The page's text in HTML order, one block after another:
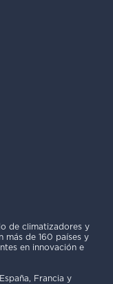
de climatizadores y
más de 160 países y
en innovación e
Francia y